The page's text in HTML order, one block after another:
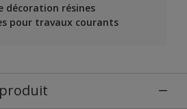
décoration résines
pour travaux courants